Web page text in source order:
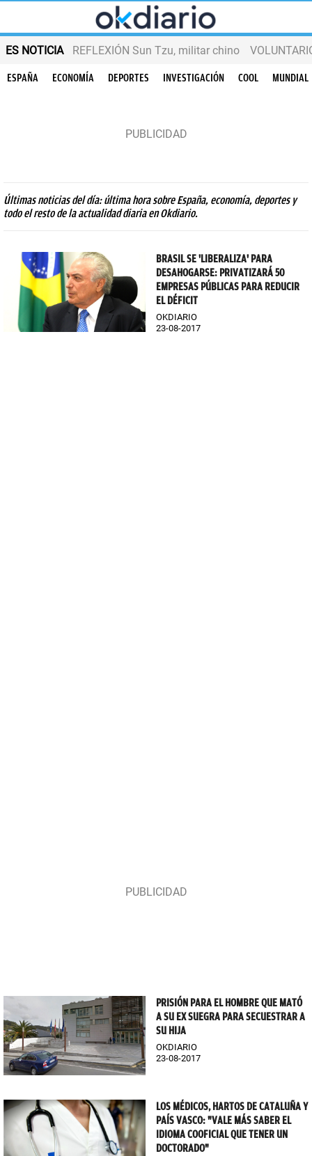
ES NOTICIA REFLEXIÓN Sun Tzu, militar chino
ESPAÑA ECONOMÍA DEPORTES INVESTIGACIÓN COOL MUNDIAL
Últimas noticias del día: última hora sobre España, economía, deportes y
todo el resto de la actualidad diaria en Okdiario.
BRASIL SE 'LIBERALIZA' PARA
DESAHOGARSE: PRIVATIZARÁ 50
EMPRESAS PÚBLICAS PARA REDUCIR
EL DÉFICIT
OKDIARIO
23-08-2017
PRISIÓN PARA EL HOMBRE QUE MATÓ
A SU EX SUEGRA PARA SECUESTRAR A
SU HIJA
OKDIARIO
23-08-2017
LOS MÉDICOS, HARTOS DE CATALUÑA Y
PAÍS VASCO: "VALE MÁS SABER EL
IDIOMA COOFICIAL QUE TENER UN
DOCTORADO"